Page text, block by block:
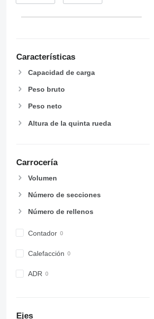
Características
Capacidad de carga
Peso bruto
Peso neto
Altura de la quinta rueda
Carrocería
Volumen
Número de secciones
Número de rellenos
Contador
Calefacción
ADR
Ejes